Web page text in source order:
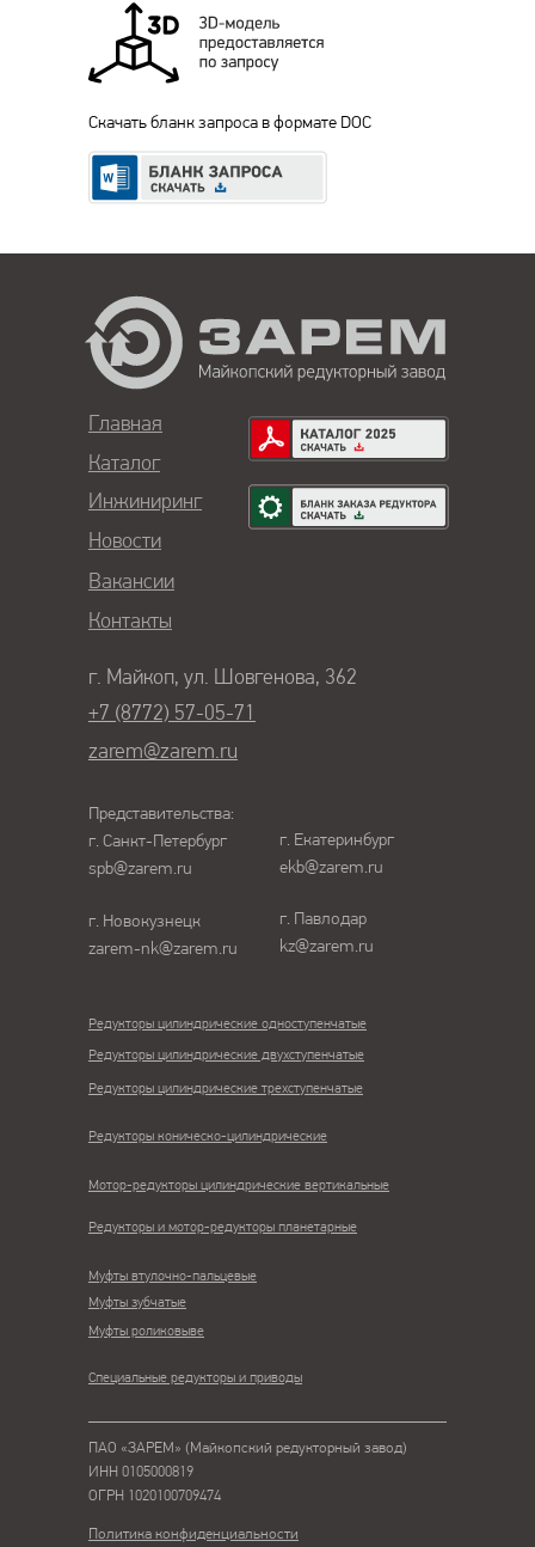
Скачать бланк запроса в формате DOC
+7 (8772) 57-05-71
Каталог
Инжиниринг
Контакты
Главная
Новости
Вакансии
zarem@zarem.ru
Редукторы цилиндрические одноступенчатые
Редукторы цилиндрические двухступенчатые
Редукторы цилиндрические трехступенчатые
Редукторы коническо-цилиндрические
Мотор-редукторы цилиндрические вертикальные
Редукторы и мотор-редукторы планетарные
Специальные редукторы и приводы
Муфты зубчатые
Муфты втулочно-пальцевые
Муфты роликовыве
Политика конфиденциальности
г. Майкоп, ул. Шовгенова, 362
ПАО «ЗАРЕМ» (Майкопский редукторный завод)
ИНН 0105000819
ОГРН 1020100709474
Представительства:
г. Санкт-Петербург
spb@zarem.ru
г. Екатеринбург
ekb@zarem.ru
г. Новокузнецк
zarem-nk@zarem.ru
г. Павлодар
kz@zarem.ru